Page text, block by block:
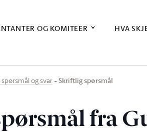
OG KOMITEER HVA
og svar Skriftlig spørsmål
fra